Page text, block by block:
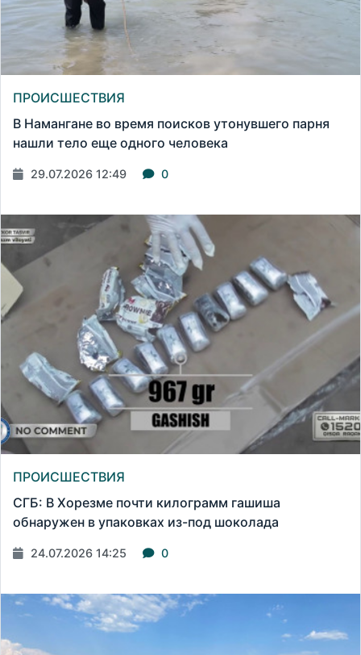
ПРОИСШЕСТВИЯ
В Намангане во время поисков утонувшего парня
нашли тело еще одного человека
29.07.2026 12:49 0
ПРОИСШЕСТВИЯ
СГБ: В Хорезме почти килограмм гашиша
обнаружен в упаковках из-под шоколада
24.07.2026 14:25 0